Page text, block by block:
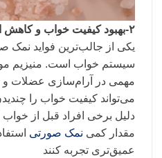
۲-بهبود کیفیت خواب و کاهش استرس
یکی از جالب‌ترین فواید نمک
سیستم خواب است. منیزیم
مهمی در آرام‌سازی عضلات
می‌تواند کیفیت خواب را
دلیل برخی افراد قبل از
مقدار کمی نمک صورتی
عمیق‌تری تجربه کنند